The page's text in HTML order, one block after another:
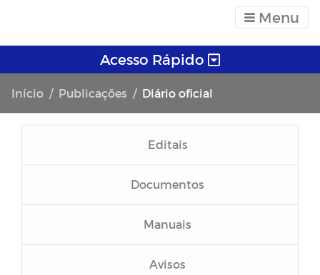
Menu
Acesso Rápido
Início Publicações Diário oficial
Editais
Documentos
Manuais
Avisos